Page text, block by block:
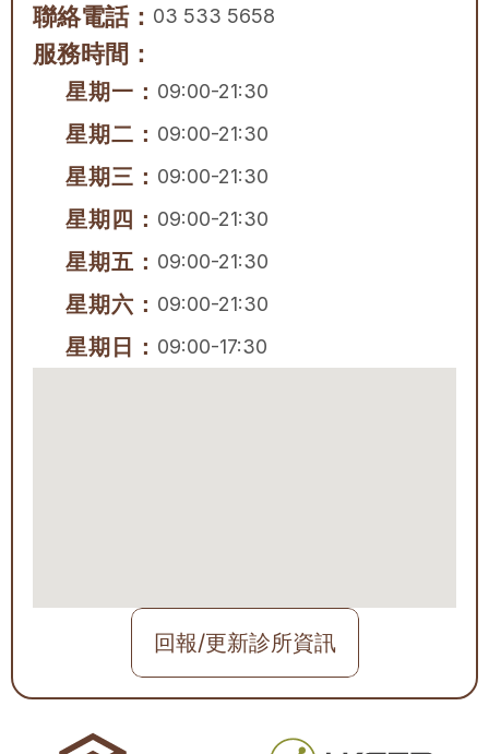
聯絡電話： 03 533 5658
服務時間：
星期一： 09:00-21:30
星期二： 09:00-21:30
星期三： 09:00-21:30
星期四： 09:00-21:30
星期五： 09:00-21:30
星期六： 09:00-21:30
星期日： 09:00-17:30
回報/更新診所資訊